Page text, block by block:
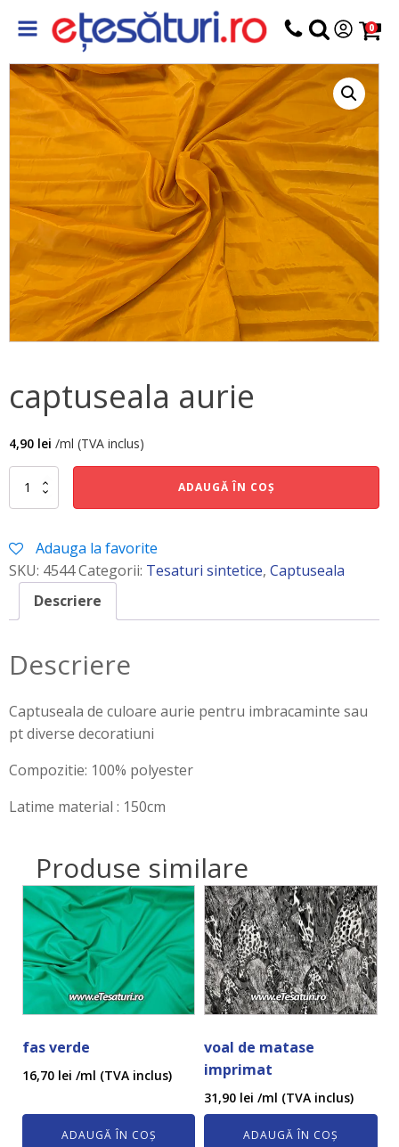
0
captuseala aurie
4,90 lei /ml (TVA inclus)
Cantitate
captuseala
ADAUGĂ ÎN COȘ
Adauga la favorite
SKU: 4544Categorii: Tesaturi sintetice, Captuseala
Descriere
Descriere
Captuseala de culoare aurie pentru imbracaminte sau
pt diverse decoratiuni
Compozitie: 100% polyester
Latime material : 150cm
Produse similare
fas verde
16,70 lei /ml (TVA inclus)
ADAUGĂ ÎN COȘ
voal de matase
imprimat
31,90 lei /ml (TVA inclus)
ADAUGĂ ÎN COȘ